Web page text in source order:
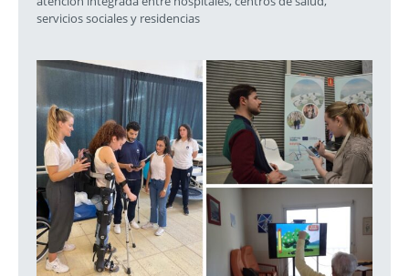
servicios sociales y residencias